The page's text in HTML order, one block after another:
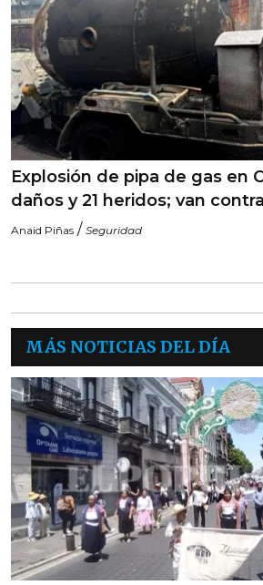
Explosión de pipa de gas en
daños y 21 heridos; van
Anaid Piñas / Seguridad
MÁS NOTICIAS DEL DÍA